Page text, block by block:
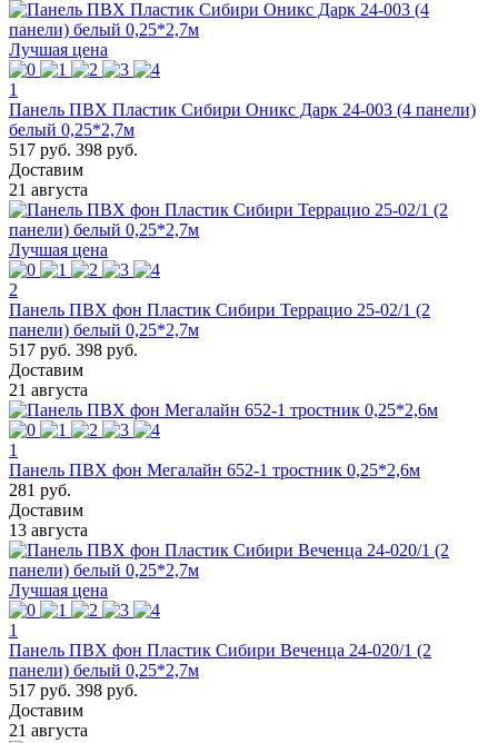
Лучшая цена
1
Панель ПВХ Пластик Сибири Оникс Дарк 24-003 (4 панели)
белый 0,25*2,7м
517 руб. 398 руб.
Доставим
21 августа
Лучшая цена
2
Панель ПВХ фон Пластик Сибири Террацио 25-02/1 (2
панели) белый 0,25*2,7м
517 руб. 398 руб.
Доставим
21 августа
1
Панель ПВХ фон Мегалайн 652-1 тростник 0,25*2,6м
281 руб.
Доставим
13 августа
Лучшая цена
1
Панель ПВХ фон Пластик Сибири Веченца 24-020/1 (2
панели) белый 0,25*2,7м
517 руб. 398 руб.
Доставим
21 августа